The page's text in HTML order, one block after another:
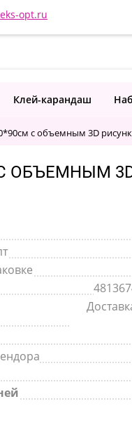
opt.ru
Клей-карандаш
с объемным 3D
ОБЪЕМНЫМ